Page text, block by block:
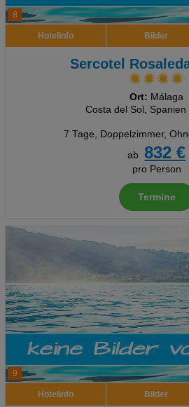
8
Hotelinfo Bilder
Sercotel
Ort: Málaga
Costa del Sol, Spanien
7 Tage, Doppelzimmer,
ab
832 €
pro Person
Termine
9
Hotelinfo Bilder